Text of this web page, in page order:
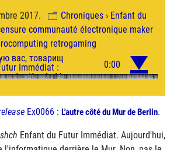
2017. Chroniques› Enfant du
communauté électronique maker
retrogaming
Ex0066 : L'autre côté du Mur de Berlin.
Enfant du Futur Immédiat. Aujourd'hui,